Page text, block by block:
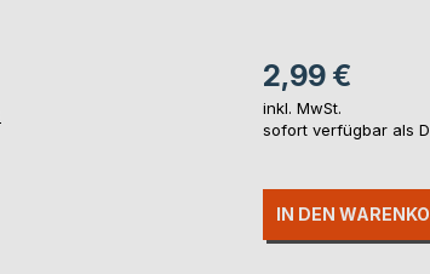
2,99 €
inkl. MwSt.
sofort verfügbar als
IN DEN